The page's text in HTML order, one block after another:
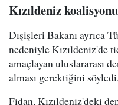
Kızıldeniz
Dışişleri Bakanı ayrıca
nedeniyle Kızıldeniz'de
amaçlayan uluslararası
alması gerektiğini söyledi.
Fidan, Kızıldeniz'deki